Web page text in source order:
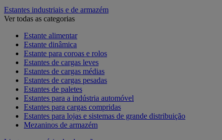
Estantes industriais e de armazém
Ver todas as categorias
Estante alimentar
Estante dinâmica
Estante para coroas e rolos
Estantes de cargas leves
Estantes de cargas médias
Estantes de cargas pesadas
Estantes de paletes
Estantes para a indústria automóvel
Estantes para cargas compridas
Estantes para lojas e sistemas de grande distribuição
Mezaninos de armazém